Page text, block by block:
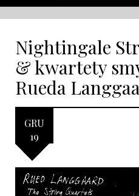
Nightingale
& kwartety
Rueda
GRU
19